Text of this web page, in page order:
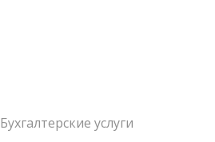
Бухгалтерские услуги